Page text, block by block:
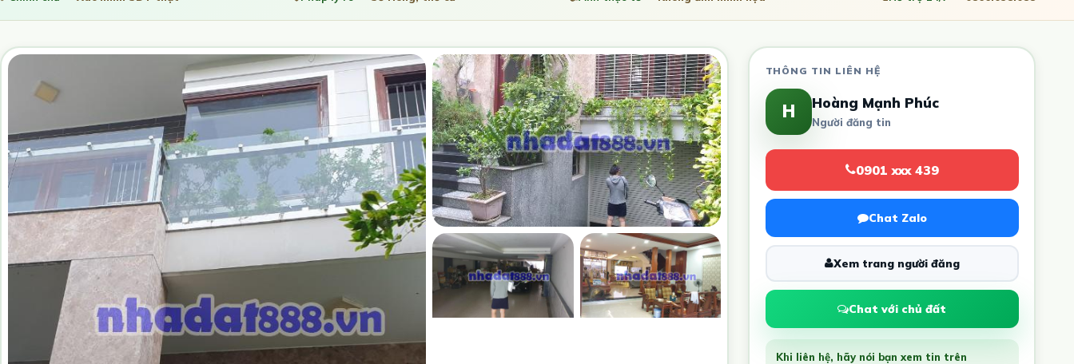
THÔNG TIN LIÊN HỆ
H Hoàng Mạnh Phúc
Người đăng tin
0901 xxx 439
Chat Zalo
Xem trang người đăng
Chat với chủ đất
Khi liên hệ, hãy nói bạn xem tin trên